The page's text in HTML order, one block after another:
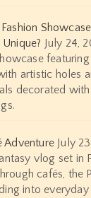
July 24,
artistic holes
decorated
Adventure July
vlog set in
cafés, the
into everyday